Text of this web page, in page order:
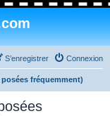
Connexion
S’enregistrer
fréquemment)